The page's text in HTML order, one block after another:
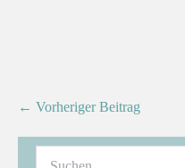
← Vorheriger Beitrag